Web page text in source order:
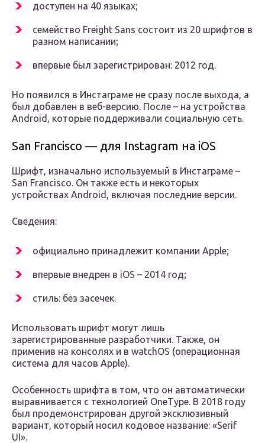
доступен на 40 языках;
семейство Freight Sans состоит из 20 шрифтов в
разном написании;
впервые был зарегистрирован: 2012 год.
Но появился в Инстаграме не сразу после выхода, а
был добавлен в веб-версию. После – на устройства
Android, которые поддерживали социальную сеть.
San Francisco — для Instagram на iOS
Шрифт, изначально используемый в Инстаграме –
San Francisco. Он также есть и некоторых
устройствах Android, включая последние версии.
Сведения:
официально принадлежит компании Apple;
впервые внедрен в iOS – 2014 год;
стиль: без засечек.
Использовать шрифт могут лишь
зарегистрированные разработчики. Также, он
применив на консолях и в watchOS (операционная
система для часов Apple).
Особенность шрифта в том, что он автоматически
выравнивается с технологией OneType. В 2018 году
был продемонстрирован другой эксклюзивный
вариант, который носил кодовое название: «Serif
UI».